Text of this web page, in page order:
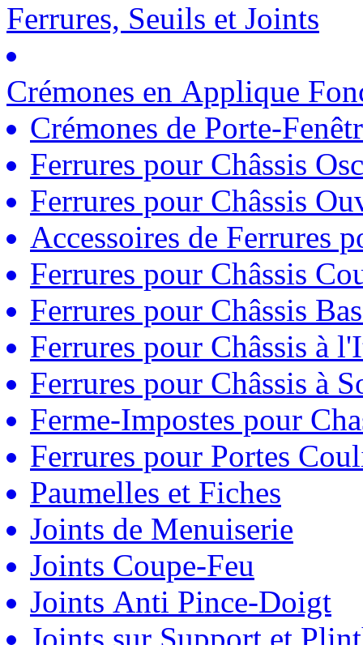
Ferrures, Seuils et Joints
Crémones en Applique
Crémones de Porte-
Ferrures pour Châssis
Ferrures pour Châssis
Accessoires de Ferrures
Ferrures pour Châssis
Ferrures pour Châssis
Ferrures pour Châssis à
Ferrures pour Châssis à
Ferme-Impostes pour
Ferrures pour Portes
Paumelles et Fiches
Joints de Menuiserie
Joints Coupe-Feu
Joints Anti Pince-Doigt